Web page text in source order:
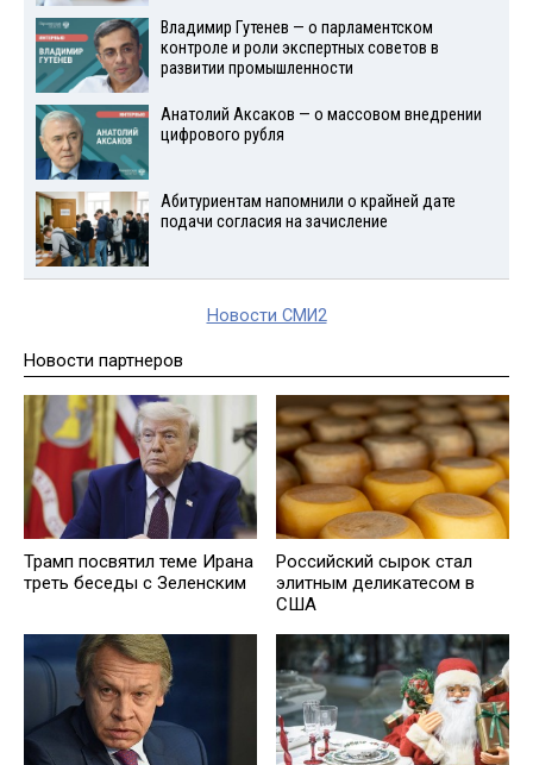
Владимир Гутенев — о парламентском
контроле и роли экспертных советов в
развитии промышленности
Анатолий Аксаков — о массовом внедрении
цифрового рубля
Абитуриентам напомнили о крайней дате
подачи согласия на зачисление
Новости СМИ2
Новости партнеров
Трамп посвятил теме Ирана
треть беседы с Зеленским
Российский сырок стал
элитным деликатесом в
США